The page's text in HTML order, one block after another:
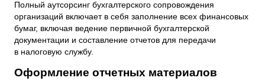
Полный аутсорсинг бухгалтерского сопровождения
организаций включает в себя заполнение всех финансовых
бумаг, включая ведение первичной бухгалтерской
документации и составление отчетов для передачи
в налоговую службу.
Оформление отчетных материалов